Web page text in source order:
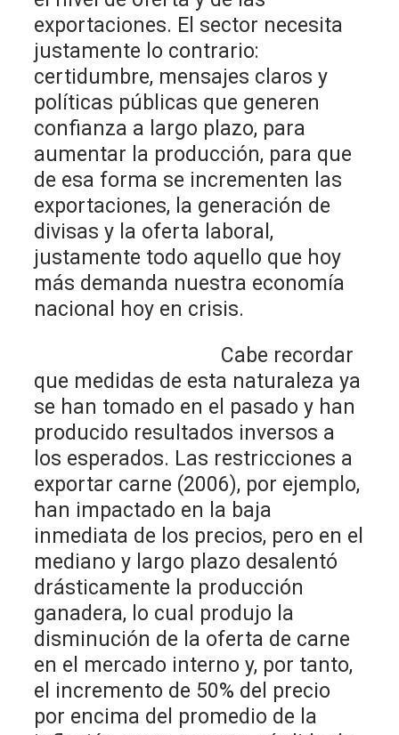
exportaciones. El sector necesita
justamente lo contrario:
certidumbre, mensajes claros y
políticas públicas que generen
confianza a largo plazo, para
aumentar la producción, para que
de esa forma se incrementen las
exportaciones, la generación de
divisas y la oferta laboral,
justamente todo aquello que hoy
más demanda nuestra economía
nacional hoy en crisis.
Cabe recordar
que medidas de esta naturaleza ya
se han tomado en el pasado y han
producido resultados inversos a
los esperados. Las restricciones a
exportar carne (2006), por ejemplo,
han impactado en la baja
inmediata de los precios, pero en el
mediano y largo plazo desalentó
drásticamente la producción
ganadera, lo cual produjo la
disminución de la oferta de carne
en el mercado interno y, por tanto,
el incremento de 50% del precio
por encima del promedio de la